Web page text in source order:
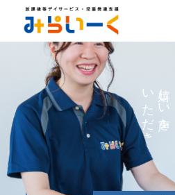
を
だ
き
ま
し
た
。